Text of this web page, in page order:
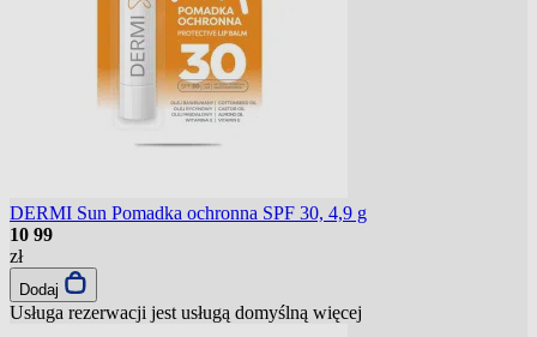
DERMI Sun Pomadka ochronna SPF 30, 4,9 g
10 99
zł
Dodaj
Usługa rezerwacji jest usługą domyślną więcej